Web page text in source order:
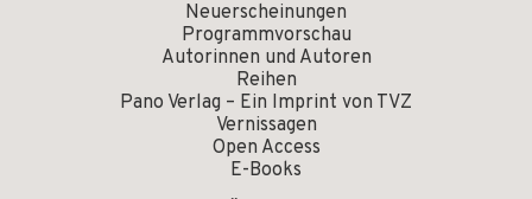
Neuerscheinungen
Programmvorschau
Autorinnen und Autoren
Reihen
Pano Verlag – Ein Imprint von TVZ
Vernissagen
Open Access
E-Books